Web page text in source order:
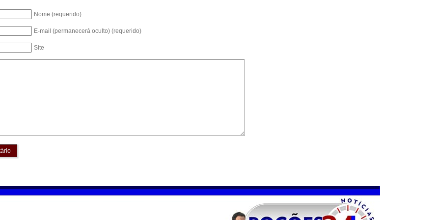
Nome (requerido)
E-mail (permanecerá oculto) (requerido)
Site